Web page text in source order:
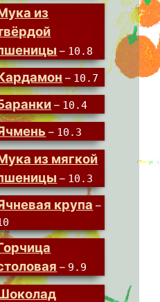
из
– 10.8
– 10.7
– 10.4
– 10.3
из мягкой
– 10.3
крупа –
– 9.9